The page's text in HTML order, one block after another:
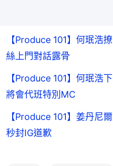
【Produce 101】何珉
絲上門對話露骨
【Produce 101】何珉
將會代班特別MC
【Produce 101】姜丹尼
秒封IG道歉